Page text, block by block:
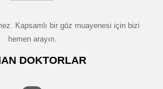
Kapsamlı bir göz muayenesi için bizi
hemen arayın.
DOKTORLAR